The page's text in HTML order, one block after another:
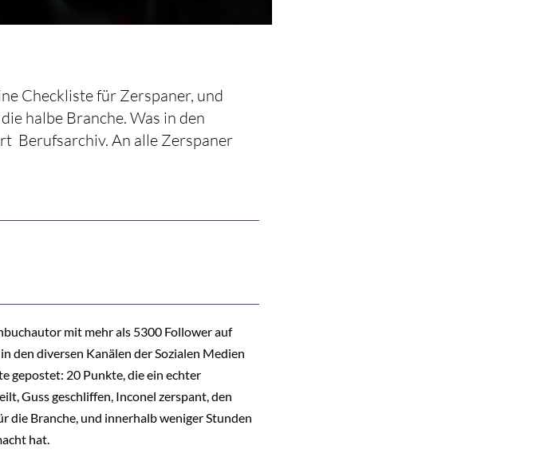
Checkliste für Zerspaner, und
halbe Branche. Was in den
Berufsarchiv. An alle Zerspaner
mit mehr als 5300 Follower auf
den diversen Kanälen der Sozialen Medien
gepostet: 20 Punkte, die ein echter
Guss geschliffen, Inconel zerspant, den
die Branche, und innerhalb weniger Stunden
hat.